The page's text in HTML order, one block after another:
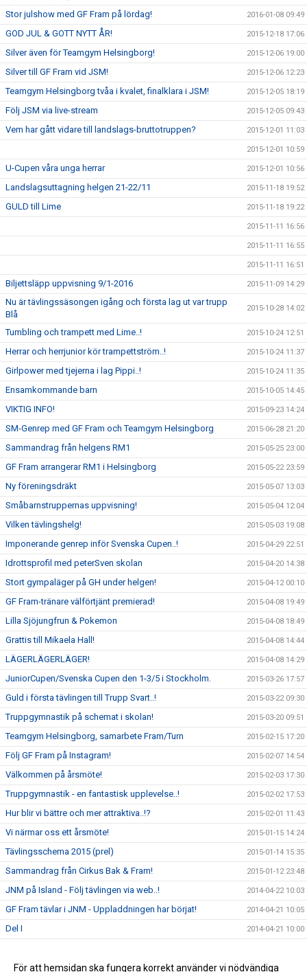
Stor julshow med GF Fram på lördag! 2016-01-08 09:49
GOD JUL & GOTT NYTT ÅR! 2015-12-18 17:06
Silver även för Teamgym Helsingborg! 2015-12-06 19:00
Silver till GF Fram vid JSM! 2015-12-06 12:23
Teamgym Helsingborg tvåa i kvalet, finalklara i JSM! 2015-12-05 18:19
Följ JSM via live-stream 2015-12-05 09:43
Vem har gått vidare till landslags-bruttotruppen? 2015-12-01 11:03
2015-12-01 10:59
U-Cupen våra unga herrar 2015-12-01 10:56
Landslagsuttagning helgen 21-22/11 2015-11-18 19:52
GULD till Lime 2015-11-18 19:22
2015-11-11 16:56
2015-11-11 16:55
2015-11-11 16:51
Biljettsläpp uppvisning 9/1-2016 2015-11-09 14:29
Nu är tävlingssäsongen igång och första lag ut var trupp
Blå
2015-10-28 14:02
Tumbling och trampett med Lime..! 2015-10-24 12:51
Herrar och herrjunior kör trampettström..! 2015-10-24 11:37
Girlpower med tjejerna i lag Pippi..! 2015-10-24 11:35
Ensamkommande barn 2015-10-05 14:45
VIKTIG INFO! 2015-09-23 14:24
SM-Genrep med GF Fram och Teamgym Helsingborg 2015-06-28 21:20
Sammandrag från helgens RM1 2015-05-25 23:00
GF Fram arrangerar RM1 i Helsingborg 2015-05-22 23:59
Ny föreningsdräkt 2015-05-07 13:03
Småbarnstruppernas uppvisning! 2015-05-04 12:04
Vilken tävlingshelg! 2015-05-03 19:08
Imponerande genrep inför Svenska Cupen..! 2015-04-29 22:51
Idrottsprofil med peterSven skolan 2015-04-20 14:38
Stort gympaläger på GH under helgen! 2015-04-12 00:10
GF Fram-tränare välförtjänt premierad! 2015-04-08 19:49
Lilla Sjöjungfrun & Pokemon 2015-04-08 18:49
Grattis till Mikaela Hall! 2015-04-08 14:44
LÄGERLÄGERLÄGER! 2015-04-08 14:29
JuniorCupen/Svenska Cupen den 1-3/5 i Stockholm. 2015-03-26 17:57
Guld i första tävlingen till Trupp Svart..! 2015-03-22 09:30
Truppgymnastik på schemat i skolan! 2015-03-20 09:51
Teamgym Helsingborg, samarbete Fram/Turn 2015-02-15 17:20
Följ GF Fram på Instagram! 2015-02-07 14:54
Välkommen på årsmöte! 2015-02-03 17:30
Truppgymnastik - en fantastisk upplevelse..! 2015-02-02 17:53
Hur blir vi bättre och mer attraktiva..!? 2015-02-01 11:43
Vi närmar oss ett årsmöte! 2015-01-15 14:24
Tävlingsschema 2015 (prel) 2015-01-14 15:35
Sammandrag från Cirkus Bak & Fram! 2015-01-12 23:48
JNM på Island - Följ tävlingen via web..! 2014-04-22 10:03
GF Fram tävlar i JNM - Uppladdningen har börjat! 2014-04-21 10:05
Del I 2014-04-21 10:00
Del III 2014-04-21 09:59
För att hemsidan ska fungera korrekt använder vi nödvändiga